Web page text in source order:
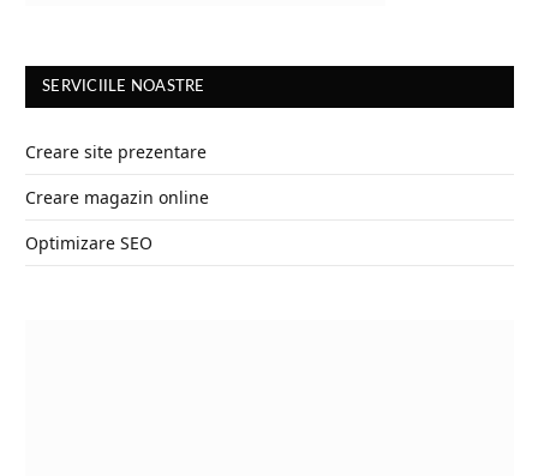
SERVICIILE NOASTRE
Creare site prezentare
Creare magazin online
Optimizare SEO